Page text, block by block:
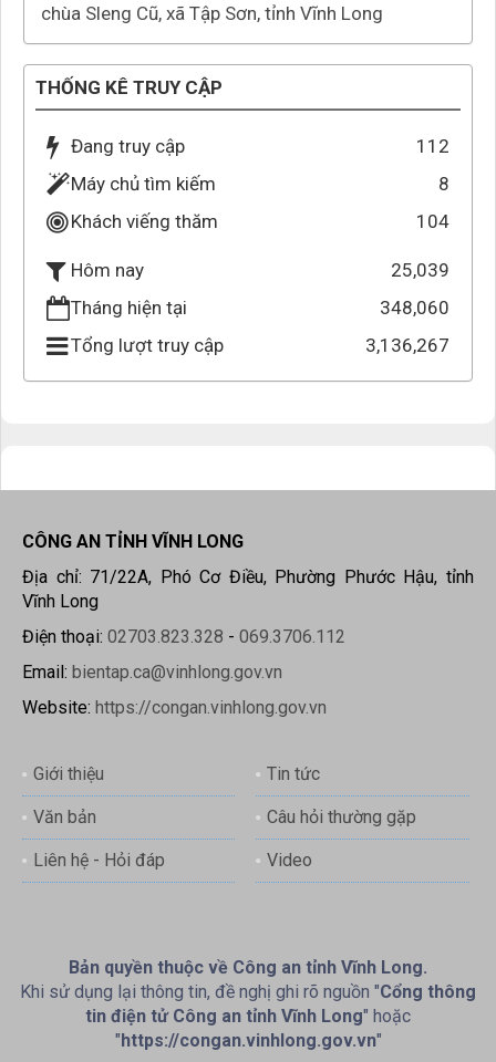
chùa Sleng Cũ, xã Tập Sơn, tỉnh Vĩnh Long
THỐNG KÊ TRUY CẬP
Đang truy cập
112
Máy chủ tìm kiếm
8
Khách viếng thăm
104
Hôm nay
25,039
Tháng hiện tại
348,060
Tổng lượt truy cập
3,136,267
CÔNG AN TỈNH VĨNH LONG
Địa chỉ: 71/22A, Phó Cơ Điều, Phường Phước Hậu, tỉnh
Vĩnh Long
Điện thoại: 02703.823.328 - 069.3706.112
Email: bientap.ca@vinhlong.gov.vn
Website: https://congan.vinhlong.gov.vn
Giới thiệu Tin tức
Văn bản Câu hỏi thường gặp
Liên hệ - Hỏi đáp Video
Bản quyền thuộc về Công an tỉnh Vĩnh Long.
Khi sử dụng lại thông tin, đề nghị ghi rõ nguồn "Cổng thông
tin điện tử Công an tỉnh Vĩnh Long" hoặc
"https://congan.vinhlong.gov.vn"